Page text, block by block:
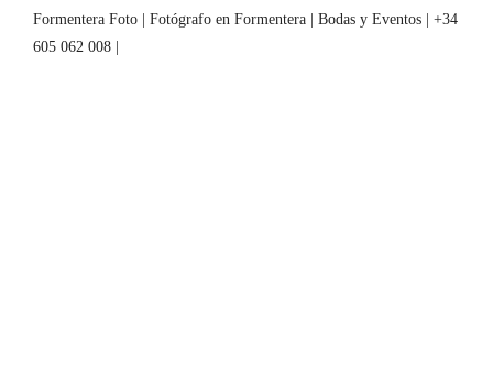
Formentera Foto | Fotógrafo en Formentera | Bodas y Eventos | +34
605 062 008 |